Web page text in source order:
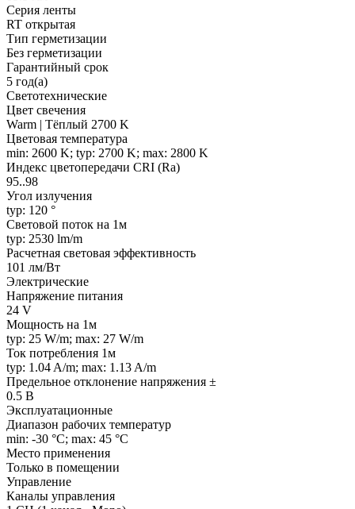
Серия ленты
RT открытая
Тип герметизации
Без герметизации
Гарантийный срок
5 год(а)
Светотехнические
Цвет свечения
Warm | Тёплый 2700 K
Цветовая температура
min: 2600 K; typ: 2700 K; max: 2800 K
Индекс цветопередачи CRI (Ra)
95..98
Угол излучения
typ: 120 °
Световой поток на 1м
typ: 2530 lm/m
Расчетная световая эффективность
101 лм/Вт
Электрические
Напряжение питания
24 V
Мощность на 1м
typ: 25 W/m; max: 27 W/m
Ток потребления 1м
typ: 1.04 A/m; max: 1.13 A/m
Предельное отклонение напряжения ±
0.5 В
Эксплуатационные
Диапазон рабочих температур
min: -30 °C; max: 45 °C
Место применения
Только в помещении
Управление
Каналы управления